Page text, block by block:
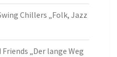
Chillers „Folk, Jazz
„Der lange Weg